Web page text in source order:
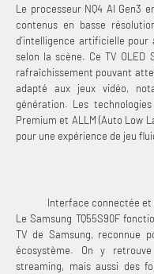
Le processeur NQ4 AI Gen3
contenus en basse
d’intelligence artificielle
selon la scène. Ce TV OLED
rafraîchissement pouvant
adapté aux jeux vidéo,
génération. Les
Premium et ALLM (Auto Low
pour une expérience de jeu
Interface connectée et
Le Samsung TQ55S90F
TV de Samsung, reconnue
écosystème. On y
streaming, mais aussi des